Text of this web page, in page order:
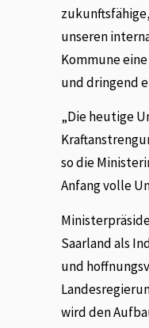
unseren
Kommune
und dringend
„Die heutige
so die
Anfang volle
Saarland als
und
wird den